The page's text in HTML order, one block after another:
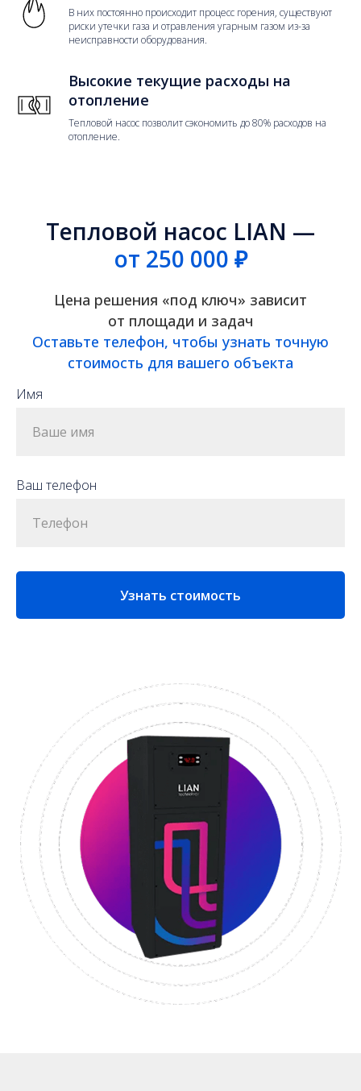
В них постоянно происходит процесс горения, существуют
риски утечки газа и отравления угарным газом из-за
неисправности оборудования.
Высокие текущие расходы на
отопление
Тепловой насос позволит сэкономить до 80% расходов на
отопление.
Тепловой насос LIAN —
от 250 000 ₽
Цена решения «под ключ» зависит
от площади и задач
Оставьте телефон, чтобы узнать точную
стоимость для вашего объекта
Имя
Ваш телефон
Узнать стоимость